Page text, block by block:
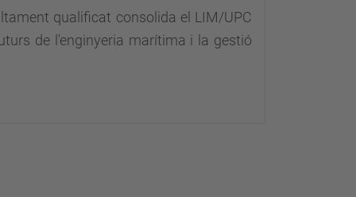
qualificat consolida el LIM/UPC
de l'enginyeria marítima i la gestió